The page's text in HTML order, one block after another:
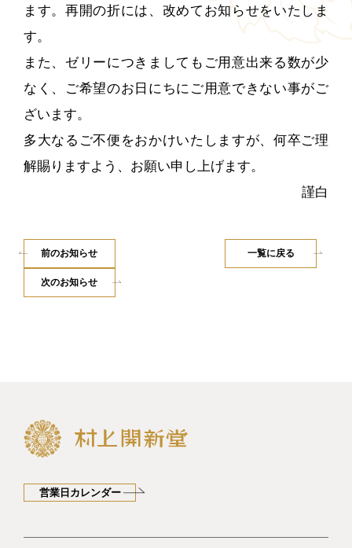
フリマやオークションサイトなどへの
転売行為について
村上開新堂レストラン
山本道子の店
ます。再開の折には、改めてお知らせをいたしま
す。
また、ゼリーにつきましてもご用意出来る数が少
なく、ご希望のお日にちにご用意できない事がご
ざいます。
多大なるご不便をおかけいたしますが、何卒ご理
解賜りますよう、お願い申し上げます。
謹白
前のお知らせ 一覧に戻る
次のお知らせ
営業日カレンダー